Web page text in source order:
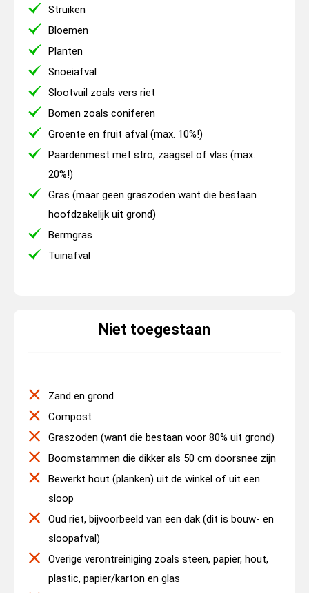
Struiken
Bloemen
Planten
Snoeiafval
Slootvuil zoals vers riet
Bomen zoals coniferen
Groente en fruit afval (max. 10%!)
Paardenmest met stro, zaagsel of vlas (max.
20%!)
Gras (maar geen graszoden want die bestaan
hoofdzakelijk uit grond)
Bermgras
Tuinafval
Niet toegestaan
Zand en grond
Compost
Graszoden (want die bestaan voor 80% uit grond)
Boomstammen die dikker als 50 cm doorsnee zijn
Bewerkt hout (planken) uit de winkel of uit een
sloop
Oud riet, bijvoorbeeld van een dak (dit is bouw- en
sloopafval)
Overige verontreiniging zoals steen, papier, hout,
plastic, papier/karton en glas